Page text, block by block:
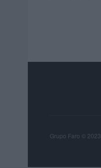
Grupo Faro © 2023